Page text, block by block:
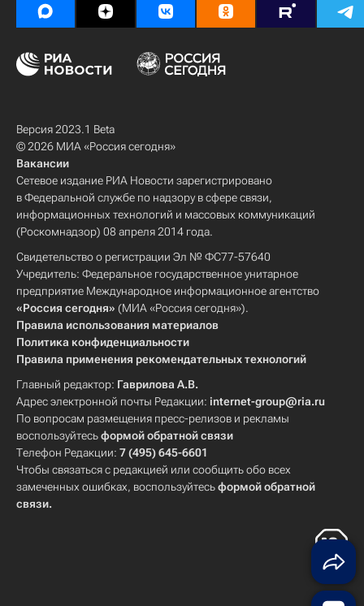
Версия 2023.1 Beta
© 2026 МИА «Россия сегодня»
Вакансии
Сетевое издание РИА Новости зарегистрировано
в Федеральной службе по надзору в сфере связи,
информационных технологий и массовых коммуникаций
(Роскомнадзор) 08 апреля 2014 года.
Свидетельство о регистрации Эл № ФС77-57640
Учредитель: Федеральное государственное унитарное
предприятие Международное информационное агентство
«Россия сегодня» (МИА «Россия сегодня»).
Правила использования материалов
Политика конфиденциальности
Правила применения рекомендательных технологий
Главный редактор: Гаврилова А.В.
Адрес электронной почты Редакции: internet-group@ria.ru
По вопросам размещения пресс-релизов и рекламы
воспользуйтесьформой обратной связи
Телефон Редакции: 7 (495) 645-6601
Чтобы связаться с редакцией или сообщить обо всех
замеченных ошибках, воспользуйтесьформой обратной
связи.